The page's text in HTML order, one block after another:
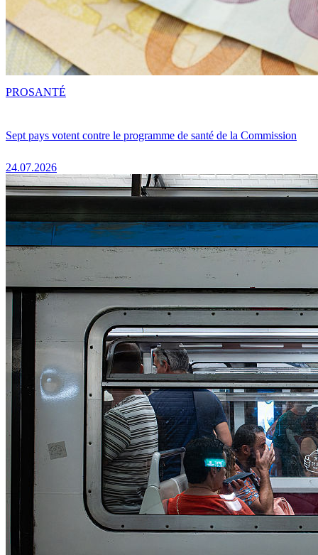
Sept pays votent contre le programme de santé de la Commission
24.07.2026
PROSANTÉ